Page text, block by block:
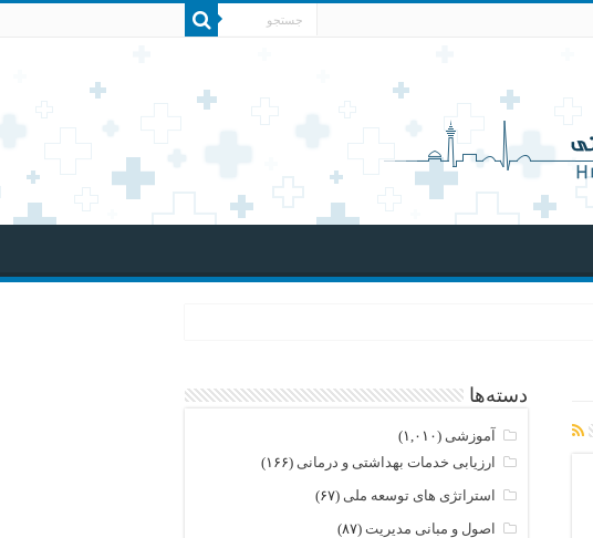
دسته‌ها
آموزشی (۱,۰۱۰)
ارزیابی خدمات بهداشتی و درمانی (۱۶۶)
استراتژی های توسعه ملی (۶۷)
اصول و مبانی مدیریت(۸۷)